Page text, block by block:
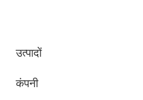
उत्पादों
कंपनी